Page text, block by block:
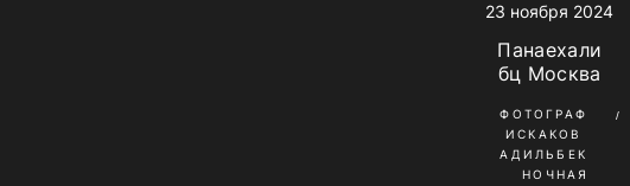
23 ноября 2024
Панаехали
бц Москва
ФОТОГРАФ
ИСКАКОВ
АДИЛЬБЕК
НОЧНАЯ